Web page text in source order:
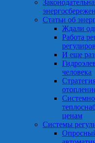
Статьи об
Ждали
Работа
И еще
человека
ценам
Системы